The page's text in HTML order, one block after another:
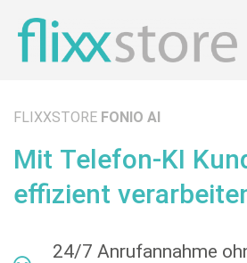
FLIXXSTORE FONIO AI
Mit Telefon-KI
effizient
24/7 Anrufannahme